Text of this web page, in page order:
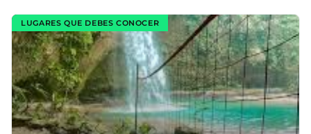
LUGARES QUE DEBES CONOCER